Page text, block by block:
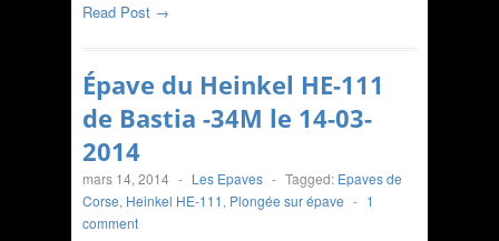
Read Post →
Épave du Heinkel HE-111
de Bastia -34M le 14-03-
2014
mars 14, 2014 - Les Epaves - Tagged: Epaves de
Corse, Heinkel HE-111, Plongée sur épave - 1
comment